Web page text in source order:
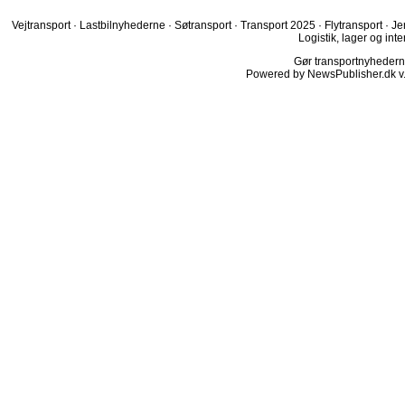
Vejtransport · Lastbilnyhederne · Søtransport · Transport 2025 · Flytransport ·
Logistik, lager og
Gør
Powered by NewsPublisher.dk